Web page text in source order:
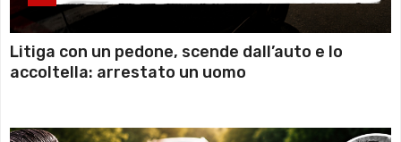
Litiga con un pedone, scende dall’auto e lo
accoltella: arrestato un uomo